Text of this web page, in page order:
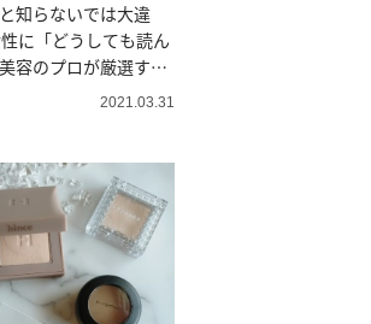
知らないでは大違
に「どうしても読ん
容のプロが厳選する
」
2021.03.31